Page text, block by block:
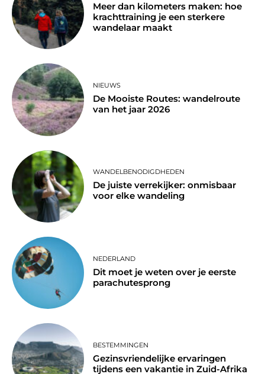
Meer dan kilometers maken: hoe
krachttraining je een sterkere
wandelaar maakt
NIEUWS
De Mooiste Routes: wandelroute
van het jaar 2026
WANDELBENODIGDHEDEN
De juiste verrekijker: onmisbaar
voor elke wandeling
NEDERLAND
Dit moet je weten over je eerste
parachutesprong
BESTEMMINGEN
Gezinsvriendelijke ervaringen
tijdens een vakantie in Zuid-Afrika